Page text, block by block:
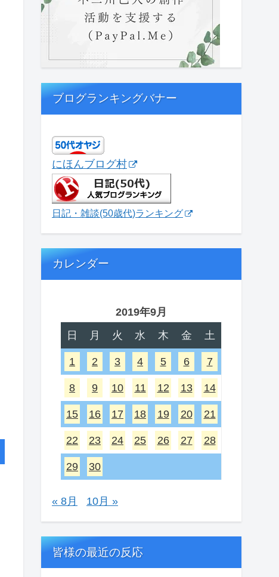
ブログランキングバナー
にほんブログ村
日記・雑談(50歳代)ランキング
カレンダー
2019年9月
日
月 火 水 木 金 土
1 2 3 4 5 6 7
8 9 10 11 12 13 14
15 16 17 18 19 20 21
22 23 24 25 26 27 28
29 30
« 8月 10月 »
皆様の最近の反応